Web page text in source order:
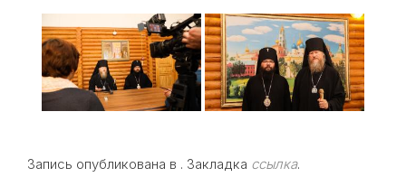
Запись опубликована в . Закладка ссылка.